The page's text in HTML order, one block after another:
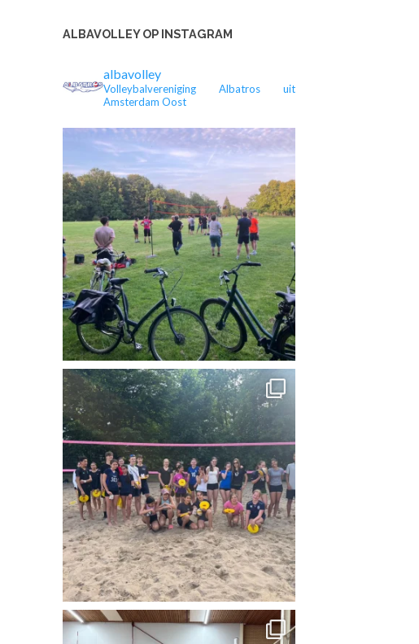
ALBAVOLLEY OP INSTAGRAM
albavolley
Volleybalvereniging Albatros uit
Amsterdam Oost